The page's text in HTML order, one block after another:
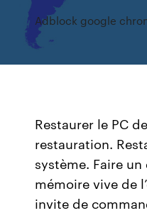
Adblock google
Restaurer le PC
restauration.
système. Faire
mémoire vive de
invite de